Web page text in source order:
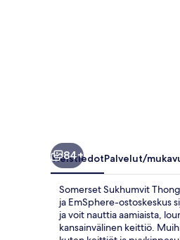
84+
YleistiedotPalvelut/
Somerset Sukhumvit
ja EmSphere-ostoskeskus
ja voit nauttia aamiaista,
kansainvälinen keittiö.